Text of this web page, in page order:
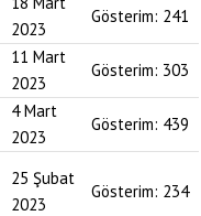
2023
Gösterim: 241
11 Mart
2023
Gösterim: 303
4 Mart
2023
Gösterim: 439
25 Şubat
2023
Gösterim: 234